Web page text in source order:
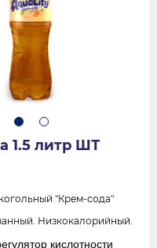
1.5 литр ШТ
"Крем-сода"
Низкокалорийный.
кислотности